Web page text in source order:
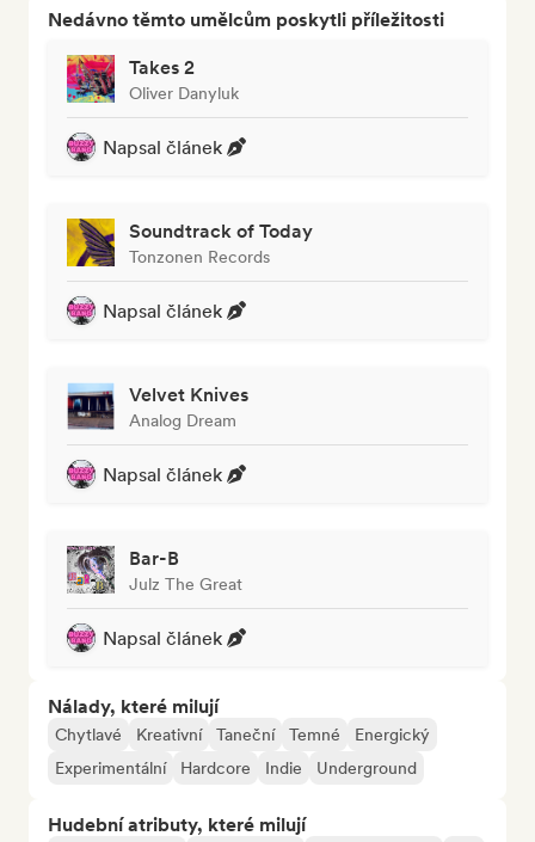
Nedávno těmto umělcům poskytli příležitosti
Takes 2
Oliver Danyluk
Napsal článek
Soundtrack of Today
Tonzonen Records
Napsal článek
Velvet Knives
Analog Dream
Napsal článek
Bar-B
Julz The Great
Napsal článek
Nálady, které milují
Chytlavé Kreativní Taneční Temné
Energický
Experimentální
Hardcore Indie Underground
Hudební atributy, které milují